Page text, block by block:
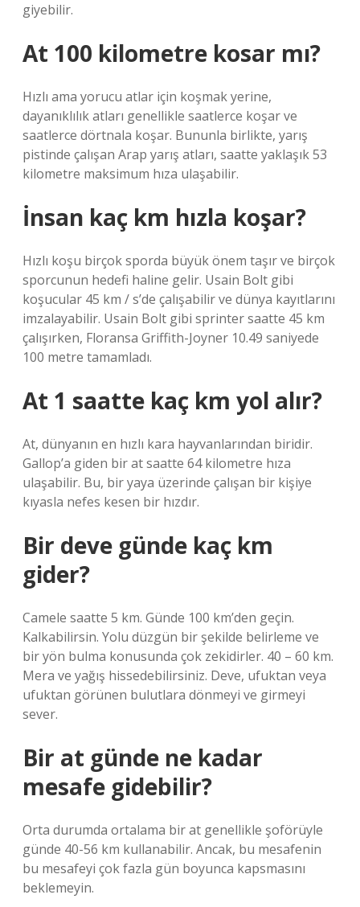
giyebilir.
At 100 kilometre kosar mı?
Hızlı ama yorucu atlar için koşmak yerine,
dayanıklılık atları genellikle saatlerce koşar ve
saatlerce dörtnala koşar. Bununla birlikte, yarış
pistinde çalışan Arap yarış atları, saatte yaklaşık 53
kilometre maksimum hıza ulaşabilir.
İnsan kaç km hızla koşar?
Hızlı koşu birçok sporda büyük önem taşır ve birçok
sporcunun hedefi haline gelir. Usain Bolt gibi
koşucular 45 km / s’de çalışabilir ve dünya kayıtlarını
imzalayabilir. Usain Bolt gibi sprinter saatte 45 km
çalışırken, Floransa Griffith-Joyner 10.49 saniyede
100 metre tamamladı.
At 1 saatte kaç km yol alır?
At, dünyanın en hızlı kara hayvanlarından biridir.
Gallop’a giden bir at saatte 64 kilometre hıza
ulaşabilir. Bu, bir yaya üzerinde çalışan bir kişiye
kıyasla nefes kesen bir hızdır.
Bir deve günde kaç km
gider?
Camele saatte 5 km. Günde 100 km’den geçin.
Kalkabilirsin. Yolu düzgün bir şekilde belirleme ve
bir yön bulma konusunda çok zekidirler. 40 – 60 km.
Mera ve yağış hissedebilirsiniz. Deve, ufuktan veya
ufuktan görünen bulutlara dönmeyi ve girmeyi
sever.
Bir at günde ne kadar
mesafe gidebilir?
Orta durumda ortalama bir at genellikle şoförüyle
günde 40-56 km kullanabilir. Ancak, bu mesafenin
bu mesafeyi çok fazla gün boyunca kapsmasını
beklemeyin.